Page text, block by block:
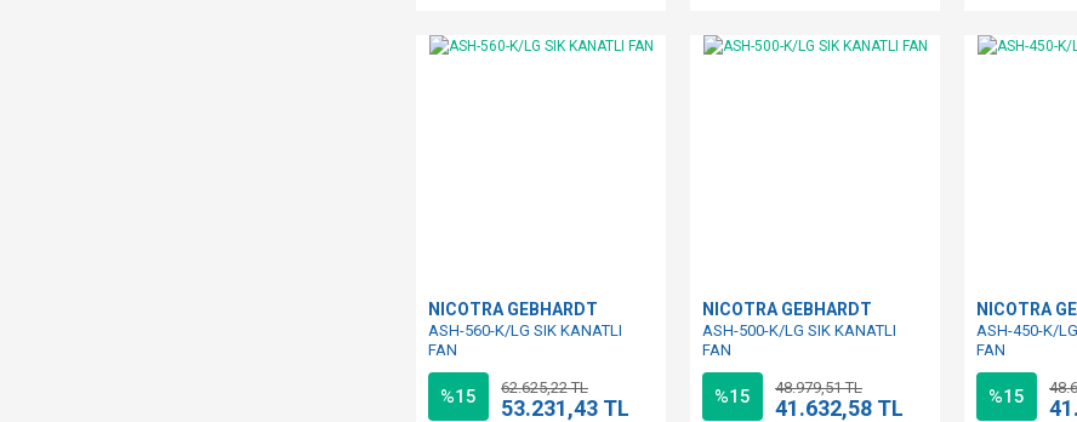
NICOTRA GEBHARDT
ASH-560-K/LG SIK KANATLI
FAN
%15 62.625,22 TL
53.231,43 TL
NICOTRA GEBHARDT
ASH-500-K/LG SIK KANATLI
FAN
%15 48.979,51 TL
41.632,58 TL
NICOTRA
ASH-450-K/
FAN
%15